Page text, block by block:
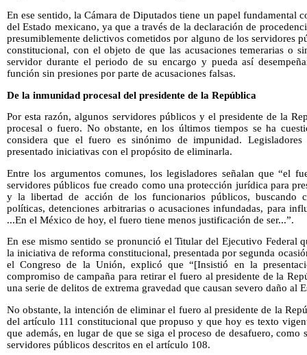
En ese sentido, la Cámara de Diputados tiene un papel fundamental
del Estado mexicano, ya que a través de la declaración de
presumiblemente delictivos cometidos por alguno de los servidores
constitucional, con el objeto de que las acusaciones temerarias o
servidor durante el periodo de su encargo y pueda así
función sin presiones por parte de acusaciones falsas.
De la inmunidad procesal del presidente de la República
Por esta razón, algunos servidores públicos y el presidente de la
procesal o fuero. No obstante, en los últimos tiempos se ha
considera que el fuero es sinónimo de impunidad.
presentado iniciativas con el propósito de eliminarla.
Entre los argumentos comunes, los legisladores señalan que “el
servidores públicos fue creado como una protección jurídica para
y la libertad de acción de los funcionarios públicos, buscando
políticas, detenciones arbitrarias o acusaciones infundadas, para
...En el México de hoy, el fuero tiene menos justificación de ser...”.
En ese mismo sentido se pronunció el Titular del Ejecutivo Federal
la iniciativa de reforma constitucional, presentada por segunda
el Congreso de la Unión, explicó que “[Insistió en la
compromiso de campaña para retirar el fuero al presidente de la
una serie de delitos de extrema gravedad que causan severo daño al
No obstante, la intención de eliminar el fuero al presidente de la
del artículo 111 constitucional que propuso y que hoy es texto
que además, en lugar de que se siga el proceso de desafuero, como
servidores públicos descritos en el artículo 108.